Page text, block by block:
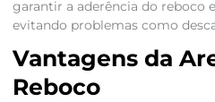
garantir a aderência do reboco
evitando problemas como
Vantagens da
Reboco